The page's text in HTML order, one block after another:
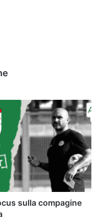
sulla compagine